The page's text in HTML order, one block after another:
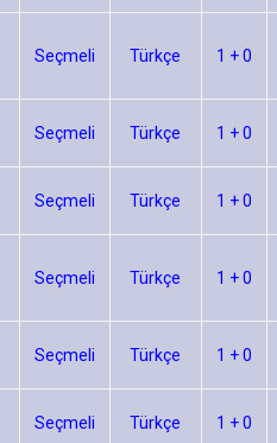
Seçmeli Türkçe 1 + 0
Seçmeli Türkçe 1 + 0
Seçmeli Türkçe 1 + 0
Seçmeli Türkçe 1 + 0
Seçmeli Türkçe 1 + 0
Seçmeli Türkçe 1 + 0